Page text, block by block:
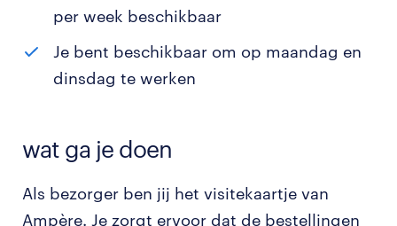
per week beschikbaar
Je bent beschikbaar om op maandag en
dinsdag te werken
wat ga je doen
Als bezorger ben jij het visitekaartje van
Ampère. Je zorgt ervoor dat de bestellingen